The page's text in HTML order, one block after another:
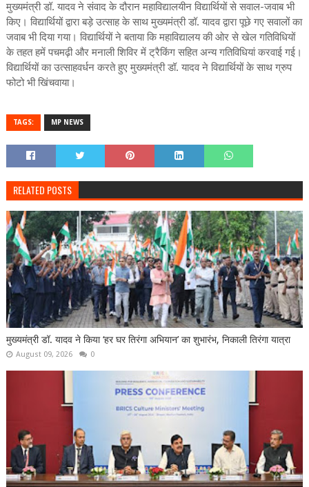
मुख्यमंत्री डॉ. यादव ने संवाद के दौरान महाविद्यालयीन विद्यार्थियों से सवाल-जवाब भी
किए। विद्यार्थियों द्वारा बड़े उत्साह के साथ मुख्यमंत्री डॉ. यादव द्वारा पूछे गए सवालों का
जवाब भी दिया गया। विद्यार्थियों ने बताया कि महाविद्यालय की ओर से खेल गतिविधियों
के तहत हमें पचमढ़ी और मनाली शिविर में ट्रैकिंग सहित अन्य गतिविधियां करवाई गई।
विद्यार्थियों का उत्साहवर्धन करते हुए मुख्यमंत्री डॉ. यादव ने विद्यार्थियों के साथ ग्रुप
फोटो भी खिंचवाया।
TAGS: MP NEWS
RELATED POSTS
मुख्यमंत्री डॉ. यादव ने किया ‘हर घर तिरंगा अभियान’ का शुभारंभ, निकाली तिरंगा यात्रा
August 09, 2026 0